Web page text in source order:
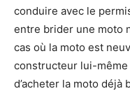
conduire avec le
entre brider une moto
cas où la moto est
constructeur lui-
d’acheter la moto déjà